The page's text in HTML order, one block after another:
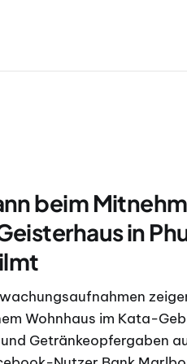
beim
in
Wohnhaus im Kata-
Getränkeopfergaben